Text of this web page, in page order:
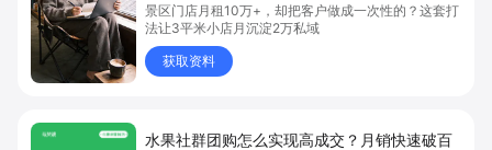
景区门店月租10万+，却把客户做成一次性的？这套打
法让3平米小店月沉淀2万私域
获取资料
水果社群团购怎么实现高成交？月销快速破百